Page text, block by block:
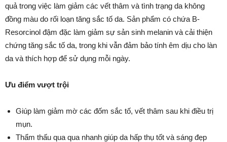
quả trong việc làm giảm các vết thâm và tình trạng da không
đồng màu do rối loạn tăng sắc tố da. Sản phẩm có chứa B-
Resorcinol đậm đặc làm giảm sự sản sinh melanin và cải thiện
chứng tăng sắc tố da, trong khi vẫn đảm bảo tính êm dịu cho làn
da và thích hợp để sử dụng mỗi ngày.
Ưu điểm vượt trội
Giúp làm giảm mờ các đốm sắc tố, vết thâm sau khi điều trị
mụn.
Thẩm thấu qua qua nhanh giúp da hấp thụ tốt và sáng đẹp